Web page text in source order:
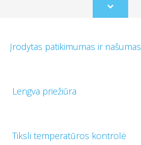
Scroll
to
Įrodytas patikimumas ir našumas
Lengva priežiūra
Tiksli temperatūros kontrolė